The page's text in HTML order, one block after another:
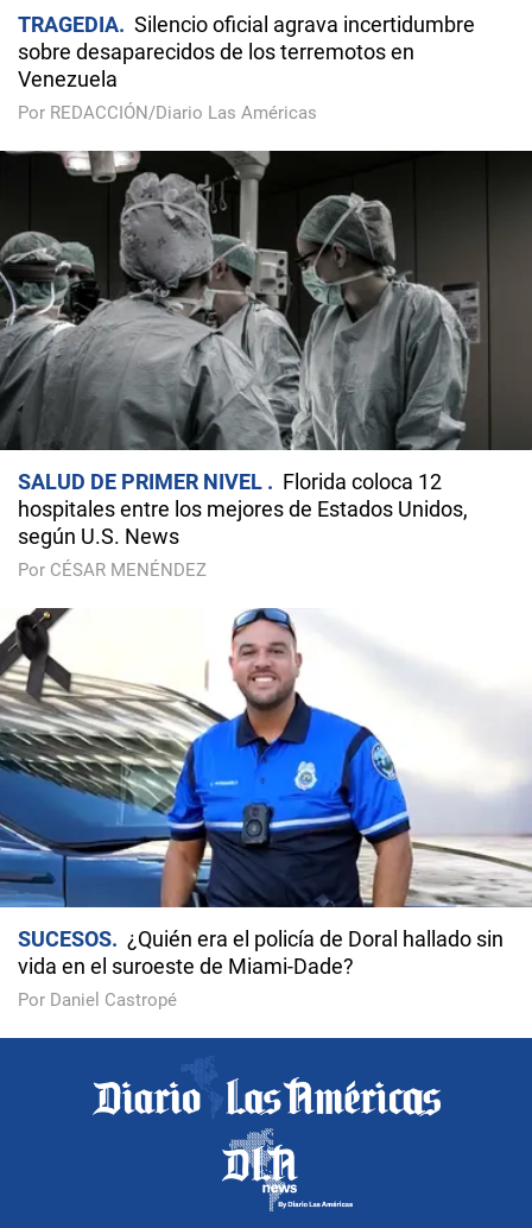
TRAGEDIA
Silencio oficial agrava incertidumbre
sobre desaparecidos de los terremotos en
Venezuela
Por REDACCIÓN/Diario Las Américas
SALUD DE PRIMER NIVEL
Florida coloca 12
hospitales entre los mejores de Estados Unidos,
según U.S. News
Por CÉSAR MENÉNDEZ
SUCESOS
¿Quién era el policía de Doral hallado sin
vida en el suroeste de Miami-Dade?
Por Daniel Castropé